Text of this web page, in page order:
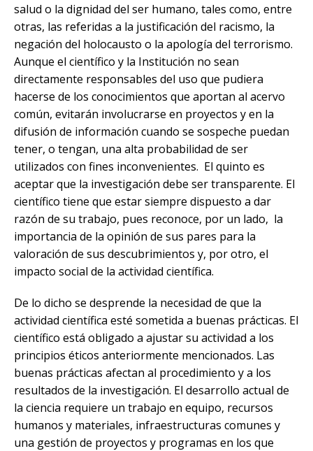
salud o la dignidad del ser humano, tales como, entre
otras, las referidas a la justificación del racismo, la
negación del holocausto o la apología del terrorismo.
Aunque el científico y la Institución no sean
directamente responsables del uso que pudiera
hacerse de los conocimientos que aportan al acervo
común, evitarán involucrarse en proyectos y en la
difusión de información cuando se sospeche puedan
tener, o tengan, una alta probabilidad de ser
utilizados con fines inconvenientes. El quinto es
aceptar que la investigación debe ser transparente. El
científico tiene que estar siempre dispuesto a dar
razón de su trabajo, pues reconoce, por un lado, la
importancia de la opinión de sus pares para la
valoración de sus descubrimientos y, por otro, el
impacto social de la actividad científica.
De lo dicho se desprende la necesidad de que la
actividad científica esté sometida a buenas prácticas. El
científico está obligado a ajustar su actividad a los
principios éticos anteriormente mencionados. Las
buenas prácticas afectan al procedimiento y a los
resultados de la investigación. El desarrollo actual de
la ciencia requiere un trabajo en equipo, recursos
humanos y materiales, infraestructuras comunes y
una gestión de proyectos y programas en los que